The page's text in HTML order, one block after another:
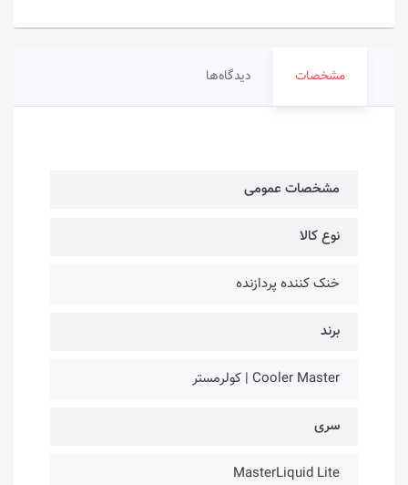
مشخصات دیدگاه‌ها
مشخصات عمومی
نوع کالا
خنک کننده پردازنده
برند
Cooler Master | کولرمستر
سری
MasterLiquid Lite